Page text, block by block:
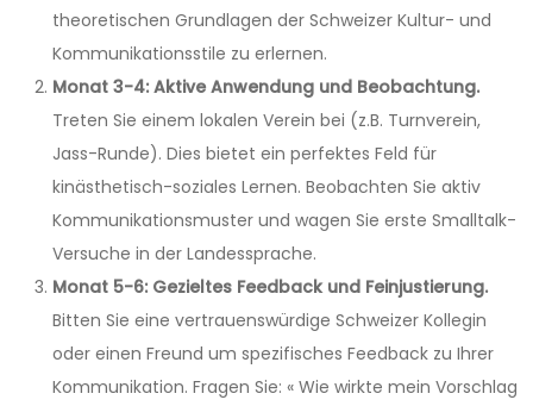
theoretischen Grundlagen der Schweizer Kultur- und
Kommunikationsstile zu erlernen.
Monat 3-4: Aktive Anwendung und Beobachtung.
Treten Sie einem lokalen Verein bei (z.B. Turnverein,
Jass-Runde). Dies bietet ein perfektes Feld für
kinästhetisch-soziales Lernen. Beobachten Sie aktiv
Kommunikationsmuster und wagen Sie erste Smalltalk-
Versuche in der Landessprache.
Monat 5-6: Gezieltes Feedback und Feinjustierung.
Bitten Sie eine vertrauenswürdige Schweizer Kollegin
oder einen Freund um spezifisches Feedback zu Ihrer
Kommunikation. Fragen Sie: « Wie wirkte mein Vorschlag